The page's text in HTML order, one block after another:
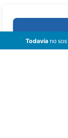
Todavíano sos